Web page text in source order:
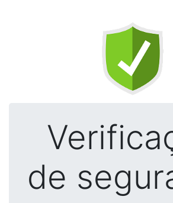
de